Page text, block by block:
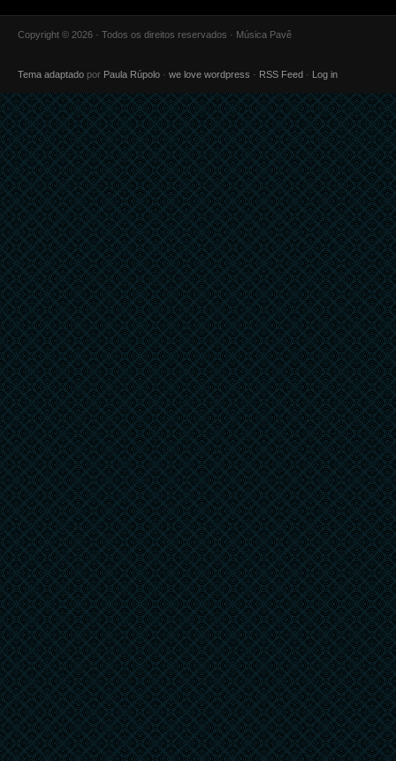
Copyright © 2026 · Todos os direitos reservados · Música Pavê
Tema adaptado por Paula Rúpolo · we love wordpress · RSS Feed · Log in